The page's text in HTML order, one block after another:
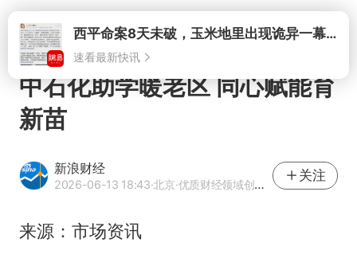
打开
中石化助学暖老区 同心赋能育
新苗
新浪财经
2026-06-13 18:43·北京·优质财经领域创作者
关注
来源：市场资讯